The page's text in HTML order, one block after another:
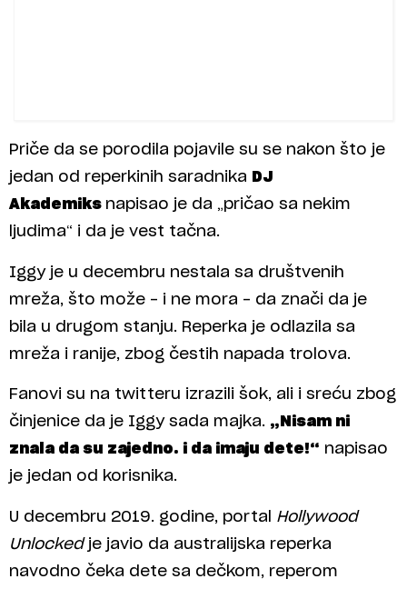
Priče da se porodila pojavile su se nakon što je
jedan od reperkinih saradnika DJ
Akademiks napisao je da „pričao sa nekim
ljudima“ i da je vest tačna.
Iggy je u decembru nestala sa društvenih
mreža, što može – i ne mora – da znači da je
bila u drugom stanju. Reperka je odlazila sa
mreža i ranije, zbog čestih napada trolova.
Fanovi su na twitteru izrazili šok, ali i sreću zbog
činjenice da je Iggy sada majka. „Nisam ni
znala da su zajedno. i da imaju dete!“ napisao
je jedan od korisnika.
U decembru 2019. godine, portal Hollywood
Unlockedje javio da australijska reperka
navodno čeka dete sa dečkom, reperom